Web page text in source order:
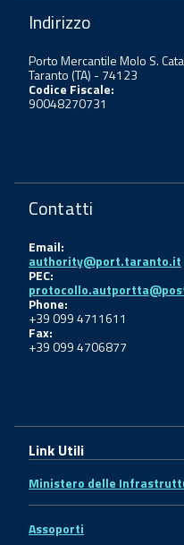
Indirizzo
Porto Mercantile Molo S.
Taranto (TA) - 74123
Codice Fiscale:
90048270731
Contatti
Email:
authority@port.taranto.it
PEC:
Phone:
+39 099 4711611
Fax:
+39 099 4706877
Link Utili
Ministero delle
Assoporti